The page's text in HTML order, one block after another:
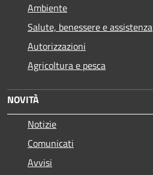
Ambiente
Salute, benessere e assistenza
Autorizzazioni
Agricoltura e pesca
NOVITÀ
Notizie
Comunicati
Avvisi